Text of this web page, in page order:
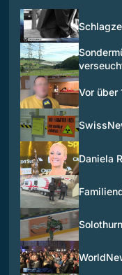
Vor über
Daniela